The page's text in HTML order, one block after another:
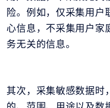
险。例如，仅采集用户
心信息，不采集用户家
务无关的信息。
其次，采集敏感数据时